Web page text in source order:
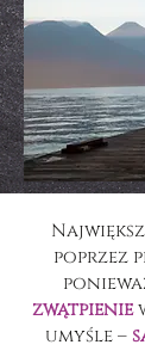
poprzez
zwątpienie
umyśle –